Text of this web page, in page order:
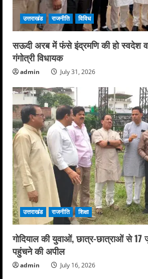
उत्तराखंड राजनीति विविध
सऊदी अरब में फंसे इंद्रमणि की हो स्वदेश
गंगोत्री विधायक
admin July 31, 2026
उत्तराखंड राजनीति शिक्षा
गोदियाल की युवाओं, छात्र-छात्राओं से
पहुंचने की अपील
admin July 16, 2026